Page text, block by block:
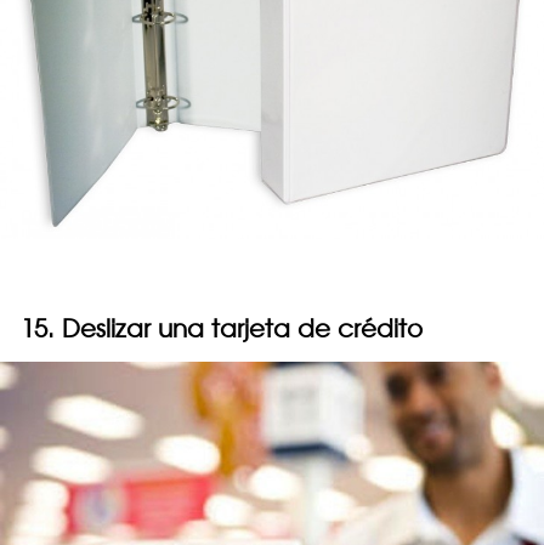
15. Deslizar una tarjeta de crédito